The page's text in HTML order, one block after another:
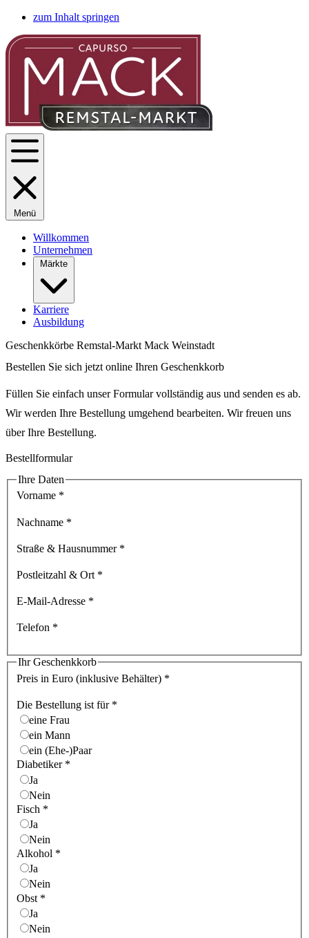
zum Inhalt springen
Menü
Willkommen
Unternehmen
Märkte
Karriere
Ausbildung
Geschenkkörbe Remstal-Markt Mack Weinstadt
Bestellen Sie sich jetzt online Ihren Geschenkkorb
Füllen Sie einfach unser Formular vollständig aus und senden es ab.
Wir werden Ihre Bestellung umgehend bearbeiten. Wir freuen uns
über Ihre Bestellung.
Bestellformular
Ihre Daten
Vorname *
Nachname *
Straße & Hausnummer *
Postleitzahl & Ort *
E-Mail-Adresse *
Telefon *
Ihr Geschenkkorb
Preis in Euro (inklusive Behälter) *
Die Bestellung ist für *
eine Frau
ein Mann
ein (Ehe-)Paar
Diabetiker *
Ja
Nein
Fisch *
Ja
Nein
Alkohol *
Ja
Nein
Obst *
Ja
Nein